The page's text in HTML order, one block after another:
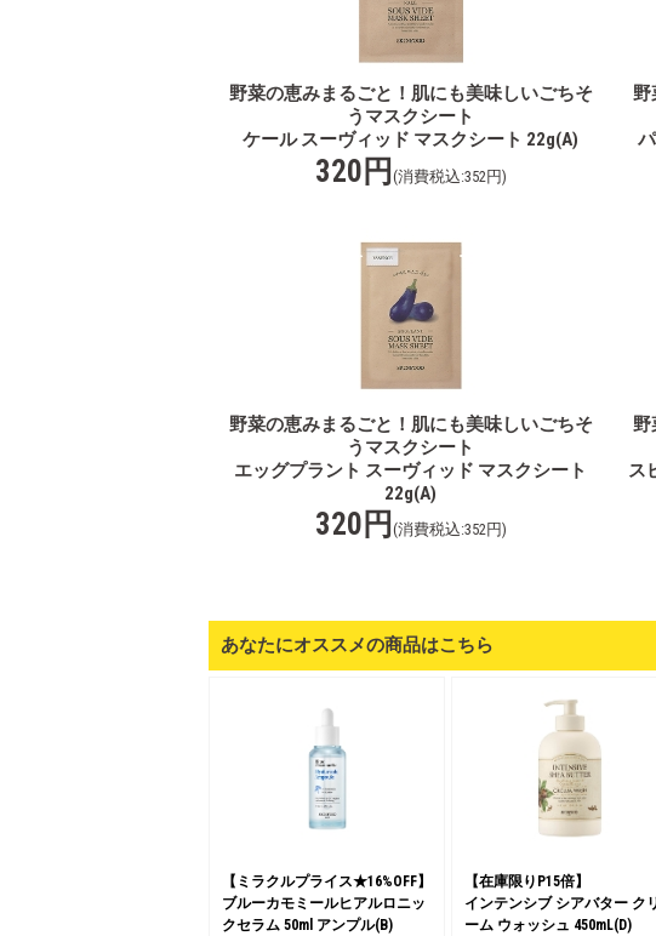
野菜の恵みまるごと！肌にも美味しいごちそ
うマスクシート
ケール スーヴィッド マスクシート 22g(A)
320円 (消費税込:352円)
野
野菜の恵みまるごと！肌にも美味しいごちそ
うマスクシート
エッグプラント スーヴィッド マスクシート
22g(A)
320円 (消費税込:352円)
野
ス
あなたにオススメの商品はこちら
【ミラクルプライス★16%OFF】
ブルーカモミールヒアルロニッ
クセラム 50ml アンプル(B)
【在庫限りP15倍】
インテンシブ シアバター ク
ーム ウォッシュ 450mL(D)